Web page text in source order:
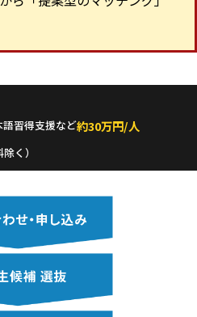
習得支援など約30万円/人
く）